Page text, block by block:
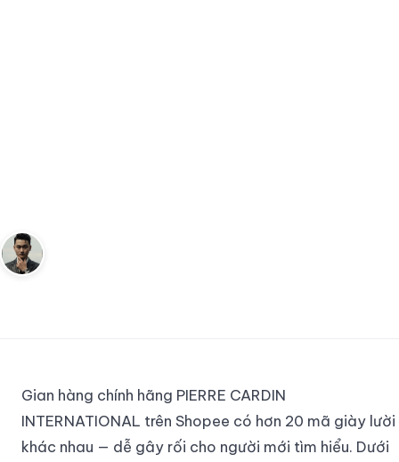
Gian hàng chính hãng PIERRE CARDIN
INTERNATIONAL trên Shopee có hơn 20 mã giày lười
khác nhau — dễ gây rối cho người mới tìm hiểu. Dưới